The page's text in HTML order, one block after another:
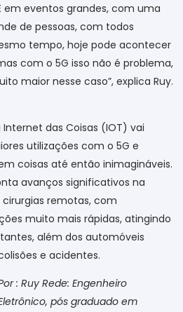
em eventos grandes, com uma
de pessoas, com todos
tempo, hoje pode acontecer
com o 5G isso não é problema,
maior nesse caso”, explica Ruy.
das Coisas (IOT) vai
utilizações com o 5G e
coisas até então inimagináveis.
avanços significativos na
remotas, com
muito mais rápidas, atingindo
além dos automóveis
e acidentes.
: Ruy Rede: Engenheiro
pós graduado em